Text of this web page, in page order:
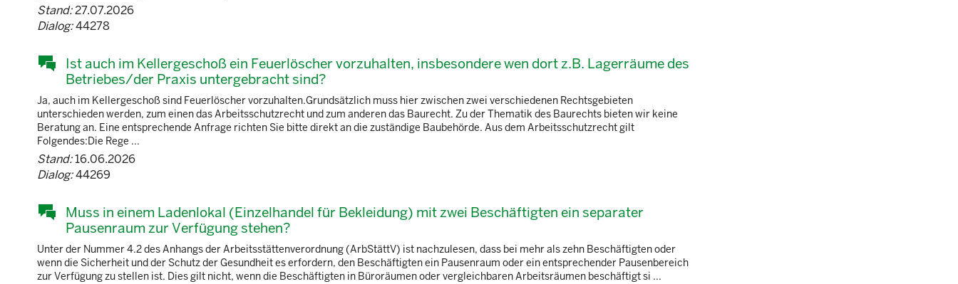
Stand:27.07.2026
Dialog:44278
Ist auch im Kellergeschoß ein Feuerlöscher vorzuhalten, insbesondere wen dort z.B. Lagerräume des
Betriebes/der Praxis untergebracht sind?
Ja, auch im Kellergeschoß sind Feuerlöscher vorzuhalten.Grundsätzlich muss hier zwischen zwei verschiedenen Rechtsgebieten
unterschieden werden, zum einen das Arbeitsschutzrecht und zum anderen das Baurecht. Zu der Thematik des Baurechts bieten wir keine
Beratung an. Eine entsprechende Anfrage richten Sie bitte direkt an die zuständige Baubehörde. Aus dem Arbeitsschutzrecht gilt
Folgendes:Die Rege ...
Stand:16.06.2026
Dialog:44269
Muss in einem Ladenlokal (Einzelhandel für Bekleidung) mit zwei Beschäftigten ein separater
Pausenraum zur Verfügung stehen?
Unter der Nummer 4.2 des Anhangs der Arbeitsstättenverordnung (ArbStättV) ist nachzulesen, dass bei mehr als zehn Beschäftigten oder
wenn die Sicherheit und der Schutz der Gesundheit es erfordern, den Beschäftigten ein Pausenraum oder ein entsprechender Pausenbereich
zur Verfügung zu stellen ist. Dies gilt nicht, wenn die Beschäftigten in Büroräumen oder vergleichbaren Arbeitsräumen beschäftigt si ...